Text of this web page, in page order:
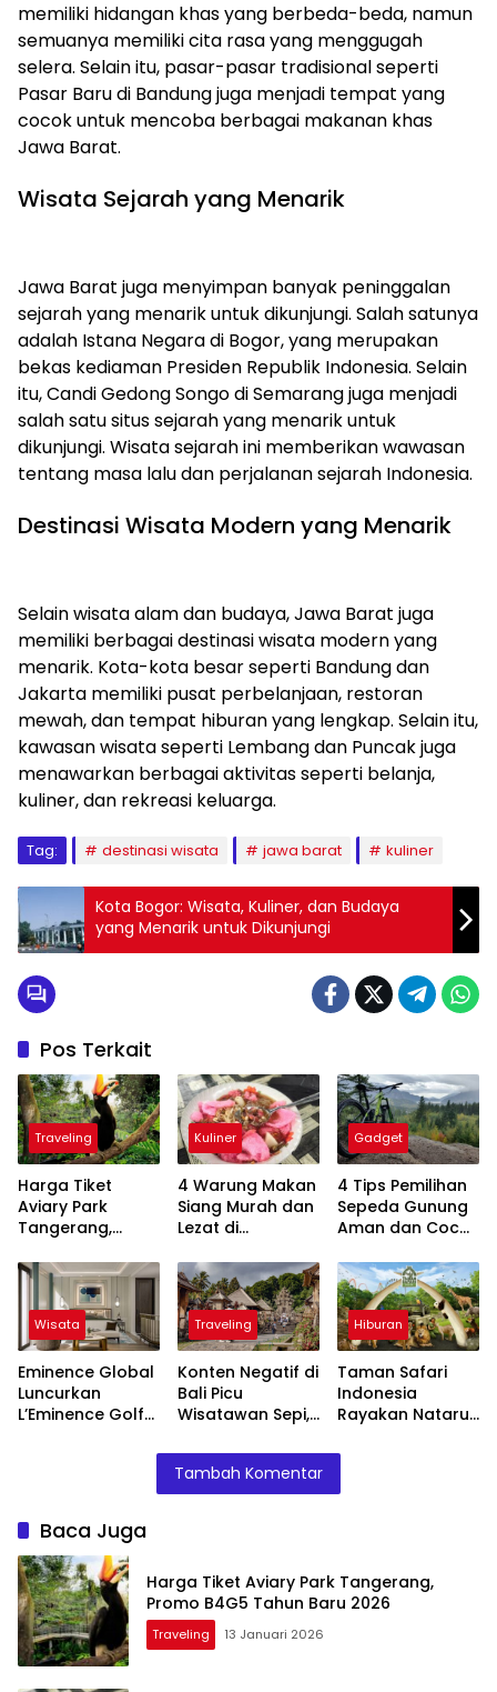
memiliki hidangan khas yang berbeda-beda, namun
semuanya memiliki cita rasa yang menggugah
selera. Selain itu, pasar-pasar tradisional seperti
Pasar Baru di Bandung juga menjadi tempat yang
cocok untuk mencoba berbagai makanan khas
Jawa Barat.
Wisata Sejarah yang Menarik
Jawa Barat juga menyimpan banyak peninggalan
sejarah yang menarik untuk dikunjungi. Salah satunya
adalah Istana Negara di Bogor, yang merupakan
bekas kediaman Presiden Republik Indonesia. Selain
itu, Candi Gedong Songo di Semarang juga menjadi
salah satu situs sejarah yang menarik untuk
dikunjungi. Wisata sejarah ini memberikan wawasan
tentang masa lalu dan perjalanan sejarah Indonesia.
Destinasi Wisata Modern yang Menarik
Selain wisata alam dan budaya, Jawa Barat juga
memiliki berbagai destinasi wisata modern yang
menarik. Kota-kota besar seperti Bandung dan
Jakarta memiliki pusat perbelanjaan, restoran
mewah, dan tempat hiburan yang lengkap. Selain itu,
kawasan wisata seperti Lembang dan Puncak juga
menawarkan berbagai aktivitas seperti belanja,
kuliner, dan rekreasi keluarga.
Tag: destinasi wisata jawa barat kuliner
Kota Bogor: Wisata, Kuliner, dan Budaya
yang Menarik untuk Dikunjungi
Pos Terkait
Traveling
Harga Tiket
Aviary Park
Tangerang,
Tahun Baru 2026
Kuliner
4 Warung Makan
Siang Murah dan
Lezat di
Ada Soto
Jarkomi hingga
Nasi Timbel
Gadget
4 Tips Pemilihan
Sepeda Gunung
Aman dan Cocok
Ekowisata
Wisata
Eminence Global
Luncurkan
L’Eminence Golf
Bandung Barat
Traveling
Konten Negatif di
Bali Picu
Wisatawan Sepi,
pada Pariwisata
Lokal
Hiburan
Taman Safari
Indonesia
Rayakan Nataru
Wisata Menarik,
Tambah Komentar
Baca Juga
Harga Tiket Aviary Park Tangerang,
Promo B4G5 Tahun Baru 2026
Traveling 13 Januari 2026